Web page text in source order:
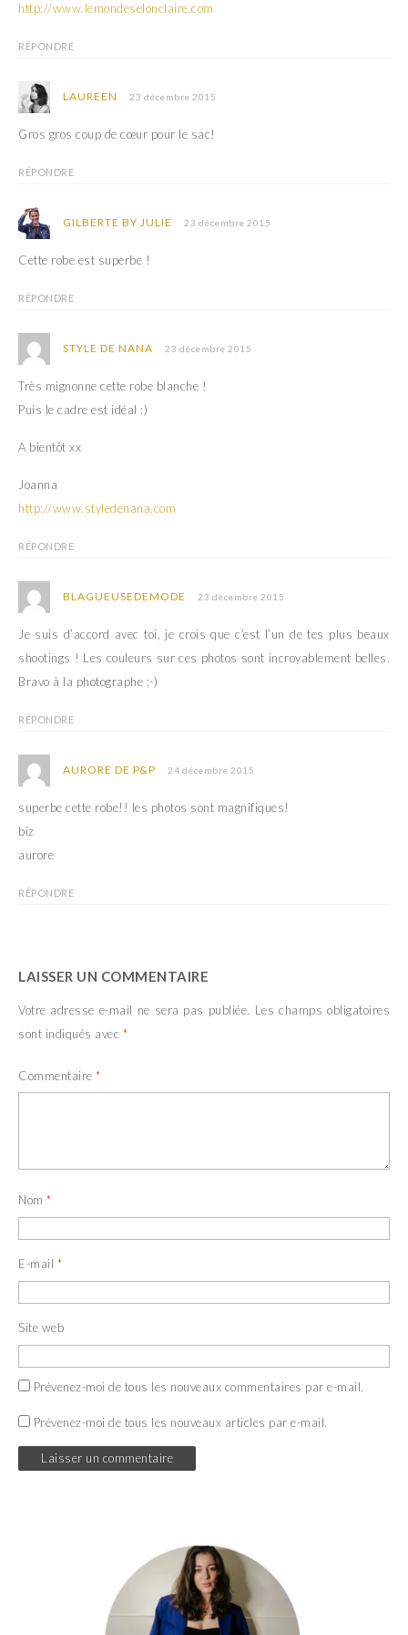
http://www.lemondeselonclaire.com
RÉPONDRE
LAUREEN 23 décembre 2015
Gros gros coup de cœur pour le sac!
RÉPONDRE
GILBERTE BY JULIE 23 décembre 2015
Cette robe est superbe !
RÉPONDRE
STYLE DE NANA 23 décembre 2015
Très mignonne cette robe blanche !
Puis le cadre est idéal :)
A bientôt xx
Joanna
http://www.styledenana.com
RÉPONDRE
BLAGUEUSEDEMODE 23 décembre 2015
Je suis d’accord avec toi, je crois que c’est l’un de tes plus beaux
shootings ! Les couleurs sur ces photos sont incroyablement belles.
Bravo à la photographe ;-)
RÉPONDRE
AURORE DE P&P 24 décembre 2015
superbe cette robe!! les photos sont magnifiques!
biz
aurore
RÉPONDRE
LAISSER UN COMMENTAIRE
Votre adresse e-mail ne sera pas publiée. Les champs obligatoires
sont indiqués avec *
Commentaire *
Nom *
E-mail *
Site web
Prévenez-moi de tous les nouveaux commentaires par e-mail.
Prévenez-moi de tous les nouveaux articles par e-mail.